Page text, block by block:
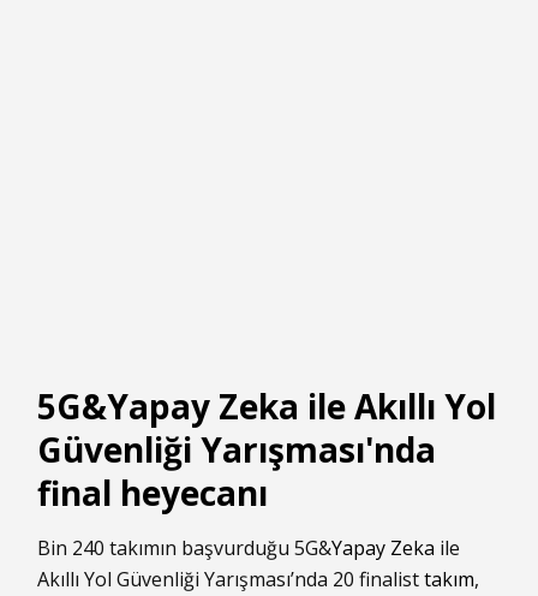
5G&Yapay Zeka ile Akıllı Yol
Güvenliği Yarışması'nda
final heyecanı
Bin 240 takımın başvurduğu 5G&Yapay Zeka ile
Akıllı Yol Güvenliği Yarışması’nda 20 finalisttakım,